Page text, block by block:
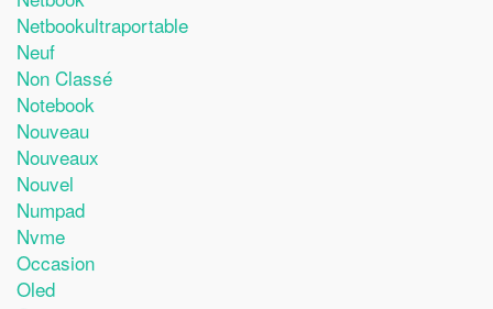
Netbookultraportable
Neuf
Non Classé
Notebook
Nouveau
Nouveaux
Nouvel
Numpad
Nvme
Occasion
Oled